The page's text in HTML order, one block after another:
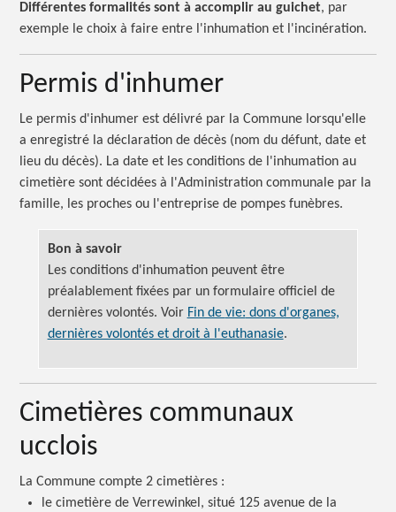
Différentes formalités sont à accomplir au guichet, par
exemple le choix à faire entre l'inhumation et l'incinération.
Permis d'inhumer
Le permis d'inhumer est délivré par la Commune lorsqu'elle
a enregistré la déclaration de décès (nom du défunt, date et
lieu du décès). La date et les conditions de l'inhumation au
cimetière sont décidées à l'Administration communale par la
famille, les proches ou l'entreprise de pompes funèbres.
Bon à savoir
Les conditions d'inhumation peuvent être
préalablement fixées par un formulaire officiel de
dernières volontés. Voir Fin de vie: dons d'organes,
dernières volontés et droit à l'euthanasie.
Cimetières communaux
ucclois
La Commune compte 2cimetières :
le cimetière de Verrewinkel, situé 125 avenue de la